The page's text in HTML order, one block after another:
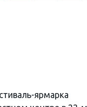
ярмарка